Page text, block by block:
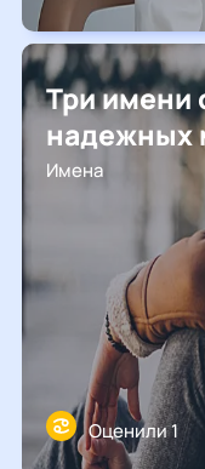
Три имени
надежных
Имена
Оценили 1